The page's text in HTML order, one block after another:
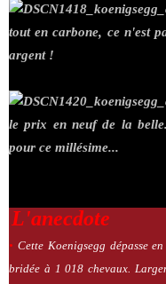
tout en carbone, ce n'est
argent !
le prix en neuf de la
pour ce millésime...
L'anecdote
• Cette Koenigsegg dépasse
bridée à 1 018 chevaux.